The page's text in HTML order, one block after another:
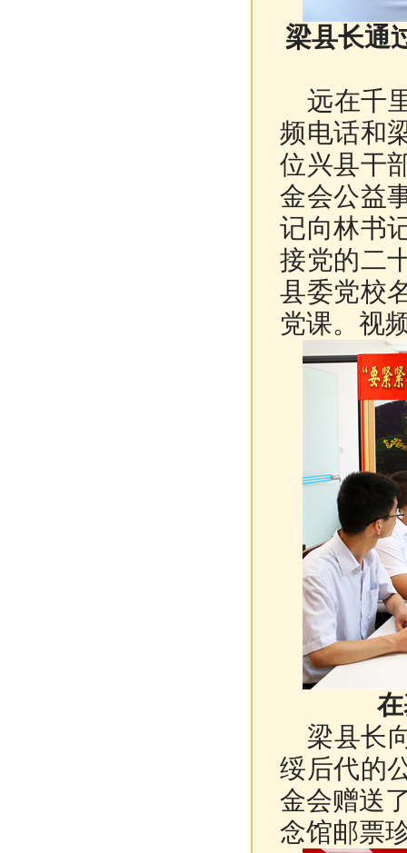
梁县长通
远在千
频电话和
位兴县干
金会公益
记向林书
接党的二
县委党校
党课。视
梁县长
绥后代的
金会赠送
念馆邮票